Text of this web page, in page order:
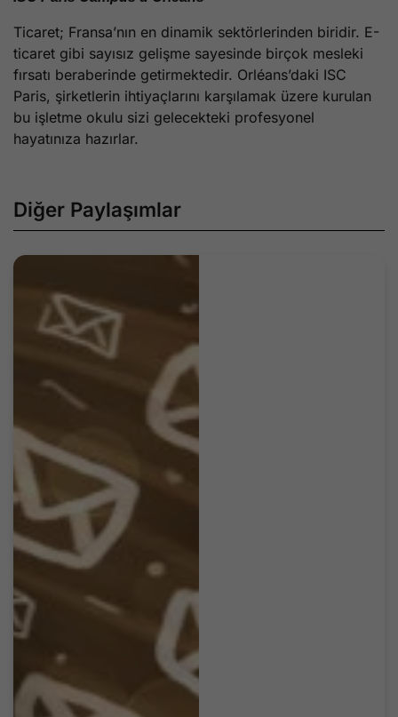
Ticaret; Fransa’nın en dinamik sektörlerinden biridir. E-
ticaret gibi sayısız gelişme sayesinde birçok mesleki
fırsatı beraberinde getirmektedir. Orléans’daki ISC
Paris, şirketlerin ihtiyaçlarını karşılamak üzere kurulan
bu işletme okulu sizi gelecekteki profesyonel
hayatınıza hazırlar.
Diğer Paylaşımlar